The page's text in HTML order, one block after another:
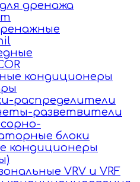
дренажа
кондиционеры
распределители
разветвители
блоки
кондиционеры
VRV и VRF